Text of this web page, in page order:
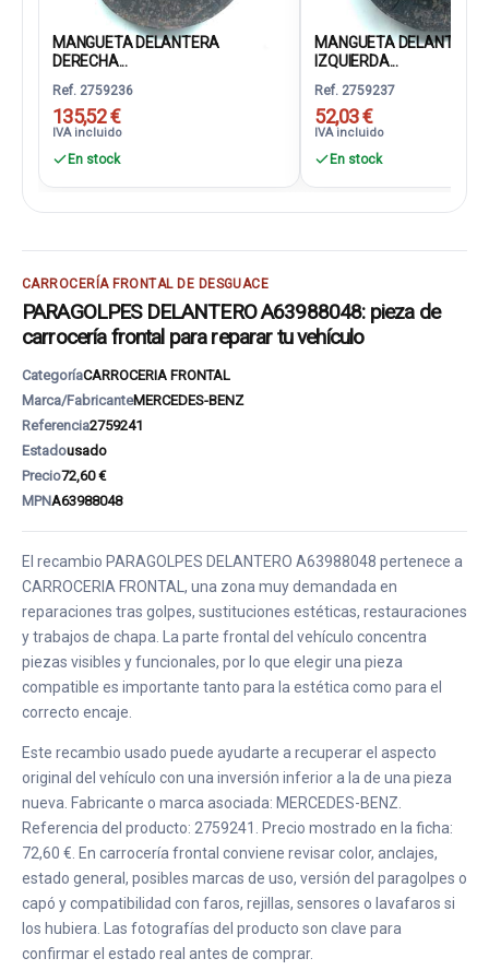
MANGUETA DELANTERA
DERECHA...
Ref. 2759236
135,52 €
IVA incluido
En stock
MANGUETA DELANTERA
IZQUIERDA...
Ref. 2759237
52,03 €
IVA incluido
En stock
CARROCERÍA FRONTAL DE DESGUACE
PARAGOLPES DELANTERO A63988048: pieza de
carrocería frontal para reparar tu vehículo
CategoríaCARROCERIA FRONTAL
Marca/FabricanteMERCEDES-BENZ
Referencia2759241
Estadousado
Precio72,60 €
MPNA63988048
El recambio PARAGOLPES DELANTERO A63988048 pertenece a
CARROCERIA FRONTAL, una zona muy demandada en
reparaciones tras golpes, sustituciones estéticas, restauraciones
y trabajos de chapa. La parte frontal del vehículo concentra
piezas visibles y funcionales, por lo que elegir una pieza
compatible es importante tanto para la estética como para el
correcto encaje.
Este recambio usado puede ayudarte a recuperar el aspecto
original del vehículo con una inversión inferior a la de una pieza
nueva. Fabricante o marca asociada: MERCEDES-BENZ.
Referencia del producto: 2759241. Precio mostrado en la ficha:
72,60 €. En carrocería frontal conviene revisar color, anclajes,
estado general, posibles marcas de uso, versión del paragolpes o
capó y compatibilidad con faros, rejillas, sensores o lavafaros si
los hubiera. Las fotografías del producto son clave para
confirmar el estado real antes de comprar.